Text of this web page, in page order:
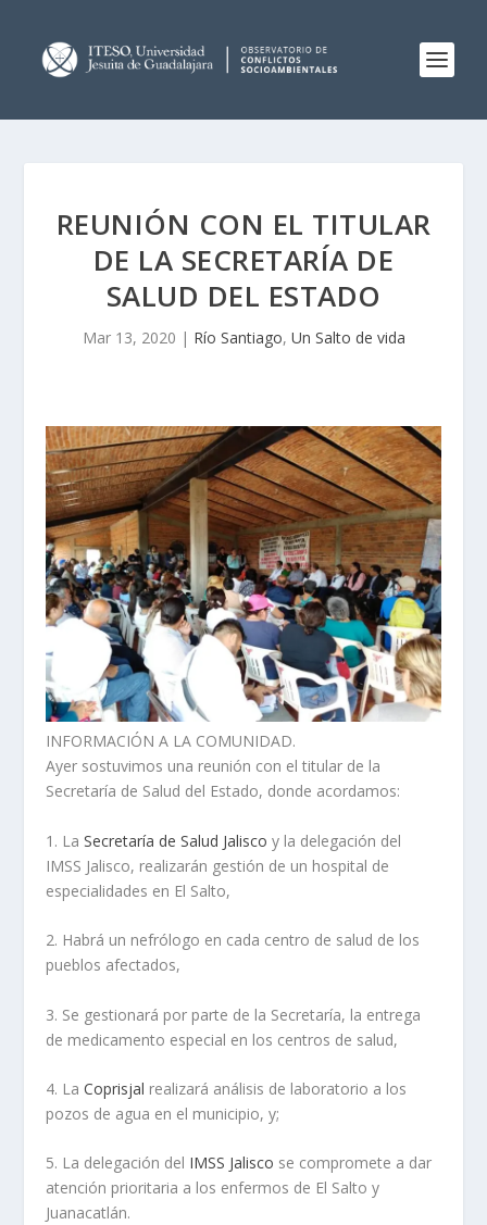
REUNIÓN CON EL TITULAR
DE LA SECRETARÍA DE
SALUD DEL ESTADO
Mar 13, 2020 | Río Santiago, Un Salto de vida
INFORMACIÓN A LA COMUNIDAD.
Ayer sostuvimos una reunión con el titular de la
Secretaría de Salud del Estado, donde acordamos:
1. LaSecretaría de Salud Jalisco y la delegación del
IMSS Jalisco, realizarán gestión de un hospital de
especialidades en El Salto,
2. Habrá un nefrólogo en cada centro de salud de los
pueblos afectados,
3. Se gestionará por parte de la Secretaría, la entrega
de medicamento especial en los centros de salud,
4. LaCoprisjal realizará análisis de laboratorio a los
pozos de agua en el municipio, y;
5. La delegación del IMSS Jalisco se compromete a dar
atención prioritaria a los enfermos de El Salto y
Juanacatlán.